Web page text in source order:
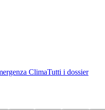
ClimaTutti i dossier